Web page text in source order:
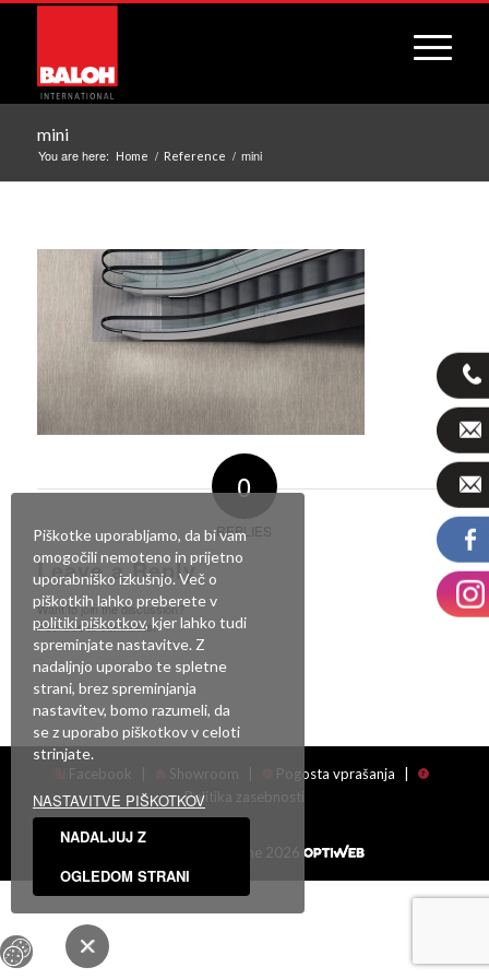
mini
You are here: Home / Reference / mini
0
REPLIES
Leave a Reply
Want to join the discussion?
Feel free to contribute!
Za objavo komentarja se morate
Facebook Showroom Pogosta vprašanja
Politika zasebnosti
Vse pravice pridržane 2026
Piškotke uporabljamo, da bi vam
omogočili nemoteno in prijetno
uporabniško izkušnjo. Več o
piškotkih lahko preberete v
politiki piškotkov, kjer lahko tudi
spreminjate nastavitve. Z
nadaljnjo uporabo te spletne
strani, brez spreminjanja
nastavitev, bomo razumeli, da
se z uporabo piškotkov v celoti
strinjate.
NASTAVITVE PIŠKOTKOV
NADALJUJ Z
OGLEDOM STRANI